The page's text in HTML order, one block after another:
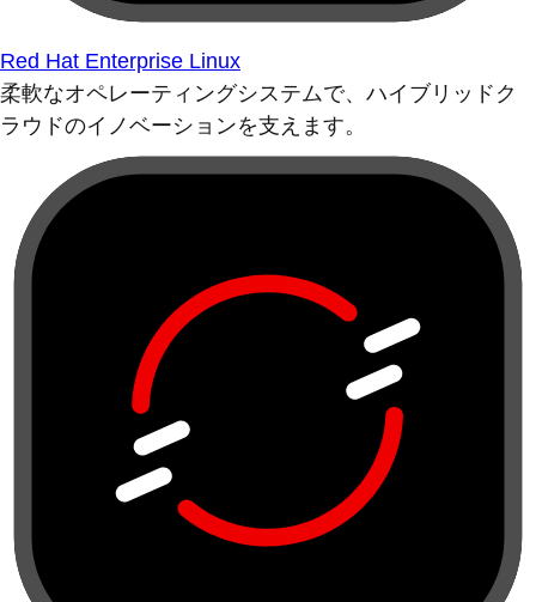
Red Hat Enterprise Linux
柔軟なオペレーティングシステムで、ハイブリッドク
ラウドのイノベーションを支えます。